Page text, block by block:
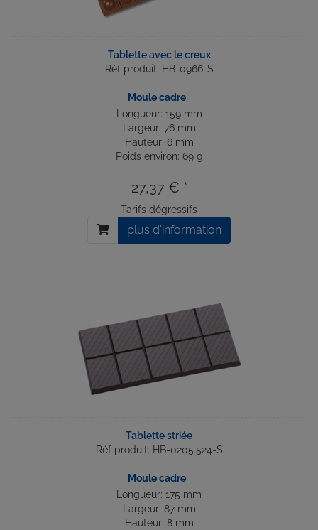
Tablette avec le creux
Réf produit: HB-0966-S
Moule cadre
Longueur: 159 mm
Largeur: 76 mm
Hauteur: 6 mm
Poids environ: 69 g
27,37 € *
Tarifs dégressifs
plus d'information
Tablette striée
Réf produit: HB-0205.524-S
Moule cadre
Longueur: 175 mm
Largeur: 87 mm
Hauteur: 8 mm